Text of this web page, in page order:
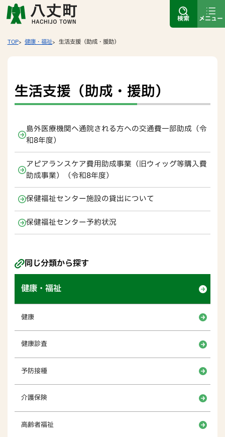
検索 メニュー
TOP 健康・福祉 生活支援（助成・援助）
生活支援（助成・援助）
島外医療機関へ通院される方への交通費一部助成（令
和8年度）
アピアランスケア費用助成事業（旧ウィッグ等購入費
助成事業）（令和8年度）
保健福祉センター施設の貸出について
保健福祉センター予約状況
同じ分類から探す
健康・福祉
健康
健康診査
予防接種
介護保険
高齢者福祉